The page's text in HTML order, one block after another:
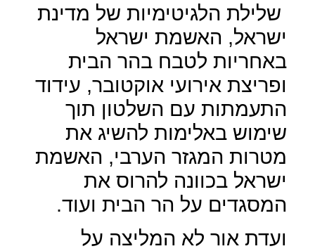
שלילת הלגיטימיות של מדינת
ישראל, האשמת ישראל
באחריות לטבח בהר הבית
ופריצת אירועי אוקטובר, עידוד
התעמתות עם השלטון תוך
שימוש באלימות להשיג את
מטרות המגזר הערבי, האשמת
ישראל בכוונה להרוס את
המסגדים על הר הבית ועוד.
ועדת אור לא המליצה על